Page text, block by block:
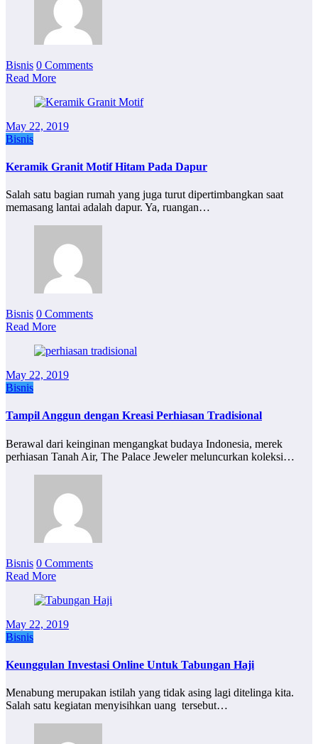
Bisnis 0 Comments
Read More
May 22, 2019
Bisnis
Keramik Granit Motif Hitam Pada Dapur
Salah satu bagian rumah yang juga turut dipertimbangkan saat
memasang lantai adalah dapur. Ya, ruangan…
Bisnis 0 Comments
Read More
May 22, 2019
Bisnis
Tampil Anggun dengan Kreasi Perhiasan Tradisional
Berawal dari keinginan mengangkat budaya Indonesia, merek
perhiasan Tanah Air, The Palace Jeweler meluncurkan koleksi…
Bisnis 0 Comments
Read More
May 22, 2019
Bisnis
Keunggulan Investasi Online Untuk Tabungan Haji
Menabung merupakan istilah yang tidak asing lagi ditelinga kita.
Salah satu kegiatan menyisihkan uang tersebut…